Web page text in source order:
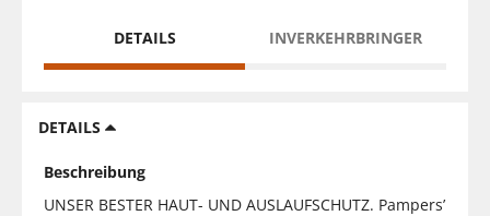
DETAILS INVERKEHRBRINGER
DETAILS
Beschreibung
UNSER BESTER HAUT- UND AUSLAUFSCHUTZ. Pampers’